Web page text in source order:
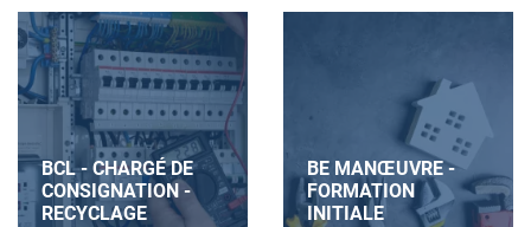
BCL - CHARGÉ DE
CONSIGNATION -
RECYCLAGE
BE MANŒUVRE -
FORMATION
INITIALE